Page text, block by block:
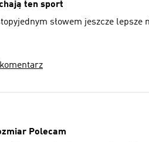
ten sport
słowem jeszcze lepsze
Polecam